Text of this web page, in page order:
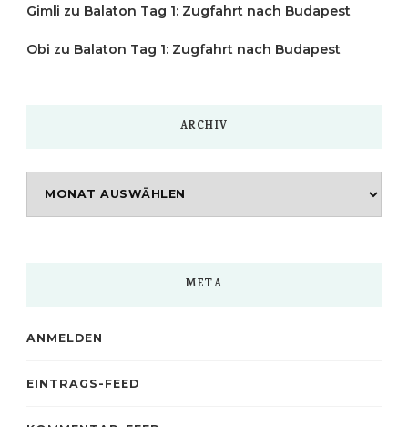
Gimli zu Balaton Tag 1: Zugfahrt nach Budapest
Obi zu Balaton Tag 1: Zugfahrt nach Budapest
ARCHIV
META
ANMELDEN
EINTRAGS-FEED